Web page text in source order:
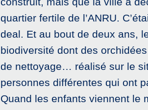
quartier fertile de l’ANRU.
deal. Et au bout de deux ans,
biodiversité dont des
de nettoyage… réalisé sur le
personnes différentes qui ont
Quand les enfants viennent le